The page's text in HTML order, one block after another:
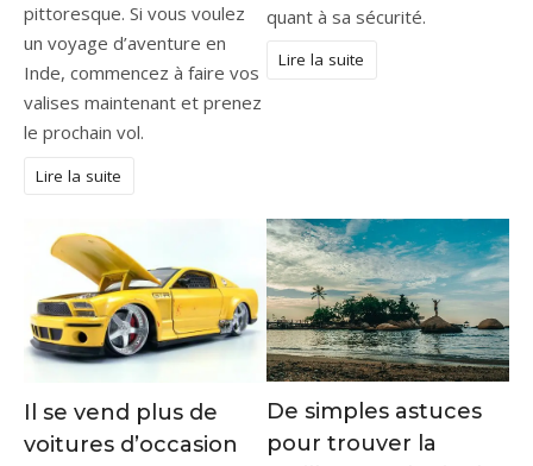
pittoresque. Si vous voulez
un voyage d’aventure en
Inde, commencez à faire vos
valises maintenant et prenez
le prochain vol.
Lire la suite
quant à sa sécurité.
Lire la suite
Il se vend plus de
voitures d’occasion
De simples astuces
pour trouver la